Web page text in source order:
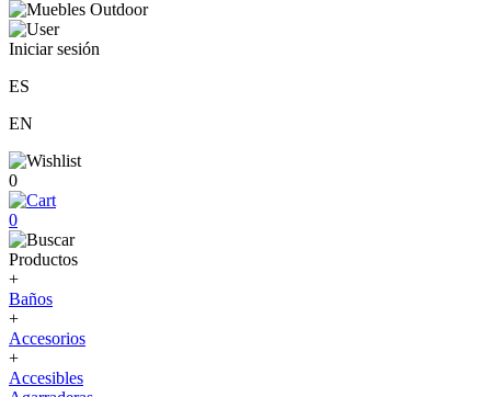
Iniciar sesión
ES
EN
0
0
Productos
+
Baños
+
Accesorios
+
Accesibles